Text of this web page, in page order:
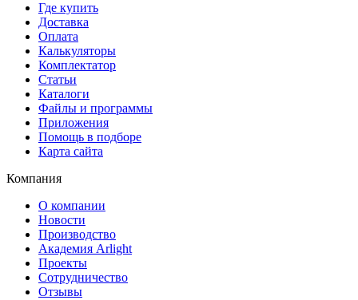
Где купить
Доставка
Оплата
Калькуляторы
Комплектатор
Статьи
Каталоги
Файлы и программы
Приложения
Помощь в подборе
Карта сайта
Компания
О компании
Новости
Производство
Академия Arlight
Проекты
Сотрудничество
Отзывы